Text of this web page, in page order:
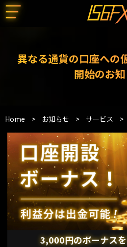
異なる通貨の口座への
開始のお
Home > お知らせ > サービス >
3,000円のボーナスを